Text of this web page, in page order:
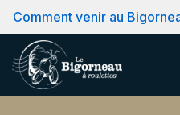
Aller
au
contenu
Comment venir au